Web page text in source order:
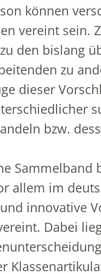
können
vereint sein.
den bislang
zu
dieser
bzw.
allem im
innovative
Dabei